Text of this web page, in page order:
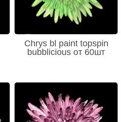
Chrys bl paint topspin
bubblicious от 60шт